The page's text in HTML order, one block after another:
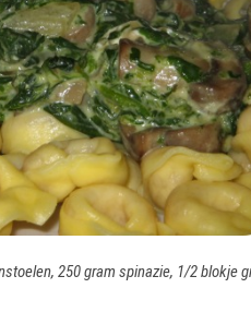
250 gram spinazie, 1/2 blokje